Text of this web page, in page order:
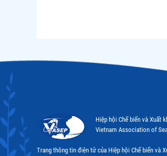
Hiệp hội Chế biến và Xuất
Vietnam Association of
Trang thông tin điện tử của Hiệp hội Chế biến và